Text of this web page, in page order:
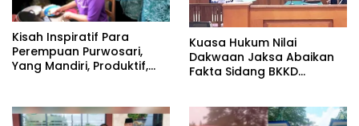
Kisah Inspiratif Para
Perempuan Purwosari,
Yang Mandiri, Produktif,
Kuasa Hukum Nilai
Dakwaan Jaksa Abaikan
Fakta Sidang BKKD